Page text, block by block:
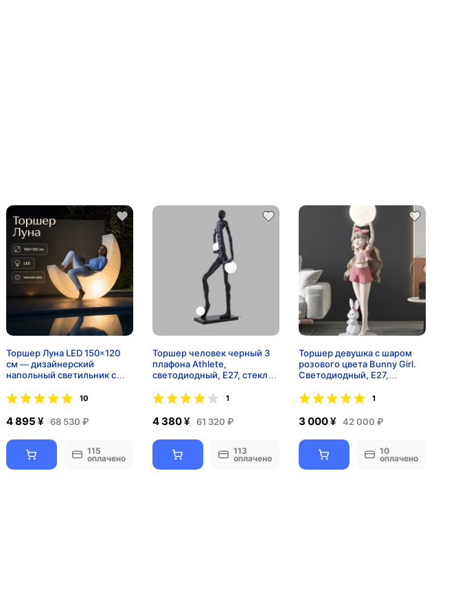
Торшер Луна LED 150×120
см — дизайнерский
напольный светильник с
10
4 895 ¥ 68 530 ₽
115
оплачено
Торшер человек черный 3
плафона Athlete,
светодиодный, E27, стекло -
человека
1
4 380 ¥ 61 320 ₽
113
оплачено
Торшер девушка с шаром
розового цвета Bunny Girl.
Светодиодный, E27,
Напольный светильник
1
3 000 ¥ 42 000 ₽
10
оплачено